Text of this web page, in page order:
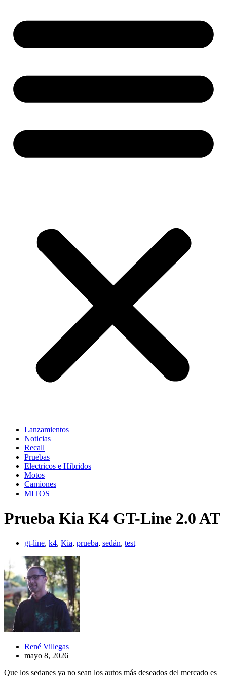
Lanzamientos
Noticias
Recall
Pruebas
Electricos e Hibridos
Motos
Camiones
MITOS
Prueba Kia K4 GT-Line 2.0 AT
gt-line, k4, Kia, prueba, sedán, test
René Villegas
mayo 8, 2026
Que los sedanes ya no sean los autos más deseados del mercado es